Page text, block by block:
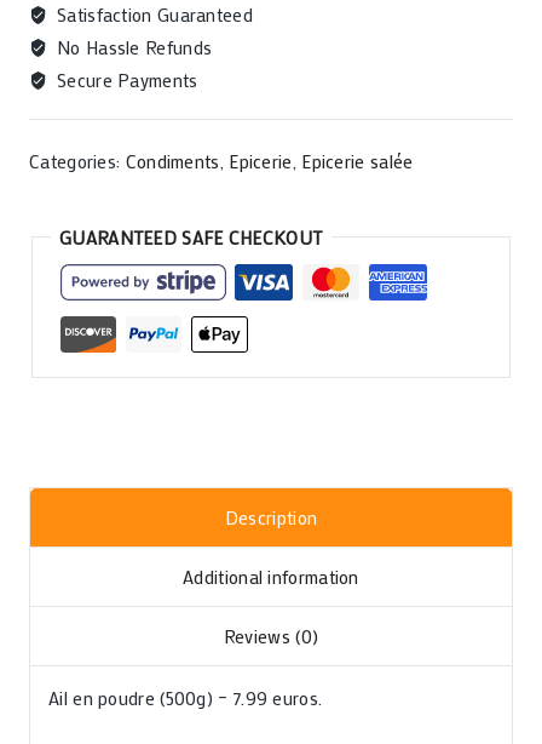
Satisfaction Guaranteed
No Hassle Refunds
Secure Payments
Categories: Condiments Epicerie Epicerie salée
GUARANTEED SAFE CHECKOUT
Description
Additional information
Reviews (0)
Ail en poudre (500g) – 7.99 euros.